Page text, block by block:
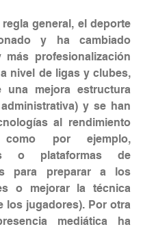
general, el deporte
y ha cambiado
más profesionalización
nivel de ligas y clubes,
una mejora estructura
y se han
al rendimiento
como por ejemplo,
o plataformas de
para preparar a los
o mejorar la técnica
los jugadores). Por otra
mediática ha